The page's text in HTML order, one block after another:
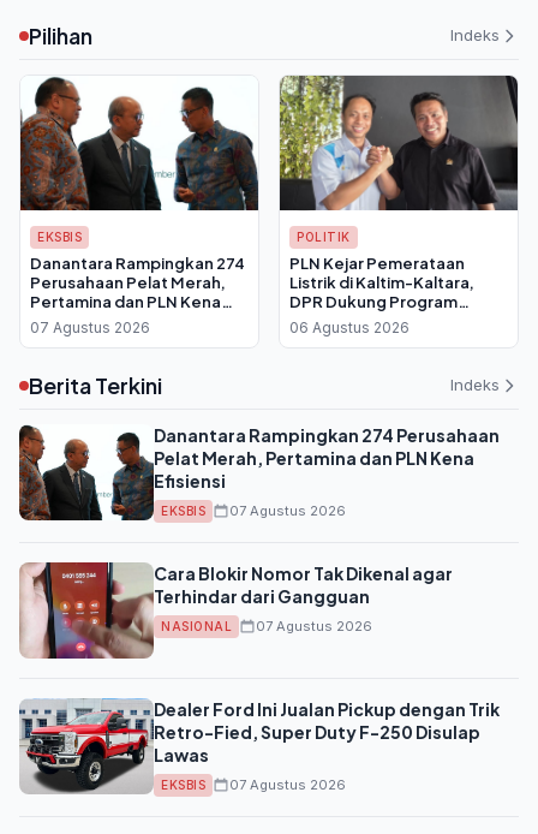
Pilihan Indeks
EKSBIS
Danantara Rampingkan 274
Perusahaan Pelat Merah,
Pertamina dan PLN Kena
Efisiensi
07 Agustus 2026
POLITIK
PLN Kejar Pemerataan
Listrik di Kaltim-Kaltara,
DPR Dukung Program
Pasang Baru dan Listrik
Desa
06 Agustus 2026
Berita Terkini Indeks
Danantara Rampingkan 274 Perusahaan
Pelat Merah, Pertamina dan PLN Kena
Efisiensi
EKSBIS 07 Agustus 2026
Cara Blokir Nomor Tak Dikenal agar
Terhindar dari Gangguan
NASIONAL 07 Agustus 2026
Dealer Ford Ini Jualan Pickup dengan Trik
Retro-Fied, Super Duty F-250 Disulap
Lawas
EKSBIS 07 Agustus 2026